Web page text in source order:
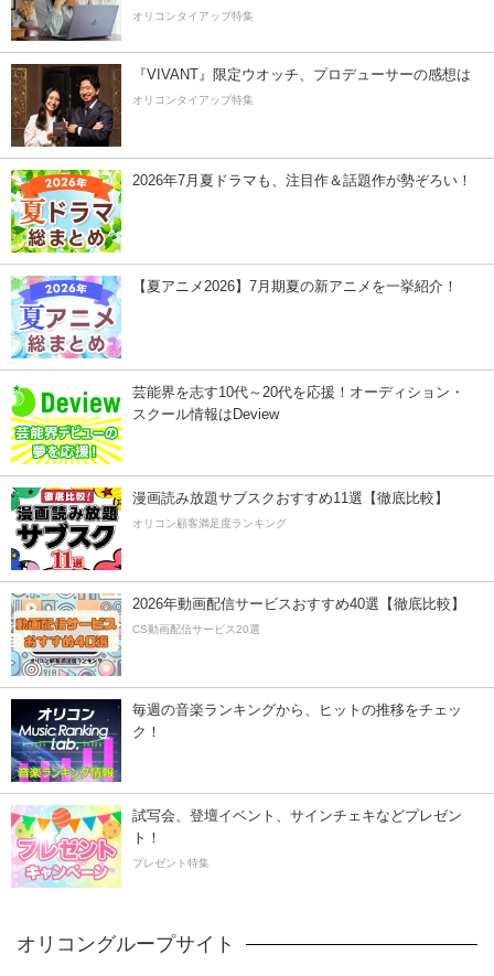
オリコンタイアップ特集
『VIVANT』限定ウオッチ、プロデューサーの感想は
オリコンタイアップ特集
2026年7月夏ドラマも、注目作＆話題作が勢ぞろい！
【夏アニメ2026】7月期夏の新アニメを一挙紹介！
芸能界を志す10代～20代を応援！オーディション・
スクール情報はDeview
漫画読み放題サブスクおすすめ11選【徹底比較】
オリコン顧客満足度ランキング
2026年動画配信サービスおすすめ40選【徹底比較】
CS動画配信サービス20選
毎週の音楽ランキングから、ヒットの推移をチェッ
ク！
試写会、登壇イベント、サインチェキなどプレゼン
ト！
プレゼント特集
オリコングループサイト